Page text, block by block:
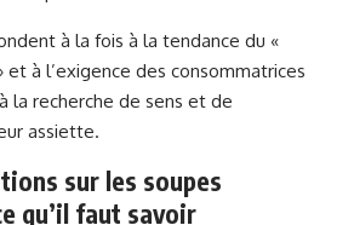
à la fois à la tendance du «
à l’exigence des consommatrices
la recherche de sens et de
assiette.
sur les soupes
qu’il faut savoir